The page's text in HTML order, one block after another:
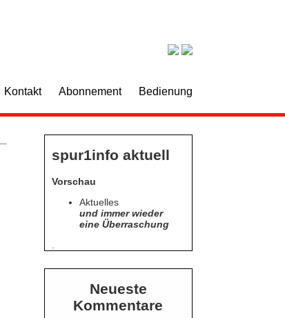
Kontakt Abonnement Bedienung
spur1info aktuell
Vorschau
Aktuelles
und immer wieder
eine Überraschung
Neueste
Kommentare